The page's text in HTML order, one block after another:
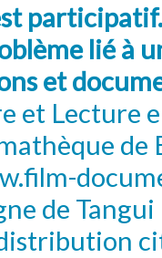
lié à
et
et Lecture
de
de